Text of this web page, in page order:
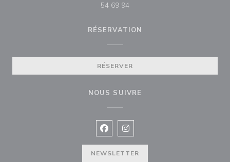
54 69 94
RÉSERVATION
RÉSERVER
NOUS SUIVRE
Facebook ((ouvre une nouvelle
Instagram ((ouvre une
NEWSLETTER